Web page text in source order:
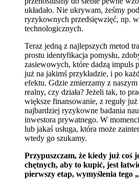
układało. Nie ukrywam, żeśmy
ryzykownych przedsięwzięć, np.
technologicznych.
Teraz jedną z najlepszych metod
prostu identyfikacja pomysłu,
zasiewowych, które dadzą impuls
już na jakimś przykładzie, i po
efektu. Gdzie zmierzamy z naszym
realny, czy działa? Jeżeli tak, to
większe finansowanie, z reguły
najbardziej ryzykowne badania
inwestora prywatnego. W
lub jakaś usługa, która może
wtedy go szukamy.
Przypuszczam, że kiedy już coś
chętnych, aby to kupić, jest
pierwszy etap, wymyślenia tego